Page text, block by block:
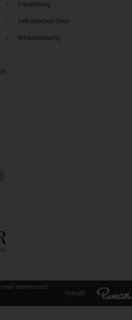
Franchising
Velkoobchod Orion
Whistleblowing
vaši domácnost
Vytvořil